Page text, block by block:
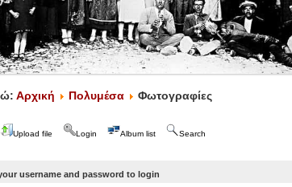
Αρχική Πολυμέσα Φωτογραφίες
Upload file Login Album list Search
username and password to login